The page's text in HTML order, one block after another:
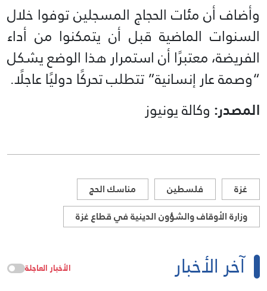
وأضاف أن مئات الحجاج المسجلين توفوا خلال
السنوات الماضية قبل أن يتمكنوا من أداء
الفريضة، معتبرًا أن استمرار هذا الوضع يشكل
“وصمة عار إنسانية” تتطلب تحركًا دوليًا عاجلًا.
المصدر: وكالة يونيوز
غزة فلسطين
مناسك الحج
وزارة الأوقاف والشؤون الدينية في قطاع غزة
آخر الأخبار الأخبار العاجلة